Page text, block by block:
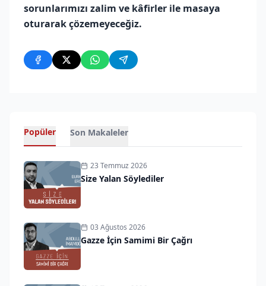
sorunlarımızı zalim ve kâfirler ile masaya
oturarak çözemeyeceğiz.
Popüler Son Makaleler
23 Temmuz 2026
Size Yalan Söylediler
03 Ağustos 2026
Gazze İçin Samimi Bir Çağrı